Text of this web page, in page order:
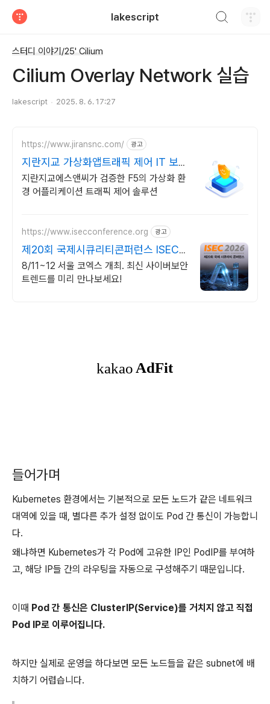
lakescript
스터디 이야기/25' Cilium
Cilium Overlay Network 실습
lakescript 2025. 8. 6. 17:27
https://www.jiransnc.com/ 광고
지란지교 가상화앱트래픽 제어 IT 보안
솔루션 전문기업
지란지교에스앤씨가 검증한 F5의 가상화 환
경 어플리케이션 트래픽 제어 솔루션
https://www.isecconference.org 광고
제20회 국제시큐리티콘퍼런스 ISEC
2026
8/11~12 서울 코엑스 개최. 최신 사이버보안
트렌드를 미리 만나보세요!
들어가며
Kubernetes 환경에서는 기본적으로 모든 노드가 같은 네트워크
대역에 있을 때, 별다른 추가 설정 없이도 Pod 간 통신이 가능합니
다.
왜냐하면 Kubernetes가 각 Pod에 고유한 IP인 PodIP를 부여하
고, 해당 IP들 간의 라우팅을 자동으로 구성해주기 때문입니다.
이때 Pod 간 통신은 ClusterIP(Service)를 거치지 않고 직접
Pod IP로 이루어집니다.
하지만 실제로 운영을 하다보면 모든 노드들을 같은 subnet에 배
치하기 어렵습니다.